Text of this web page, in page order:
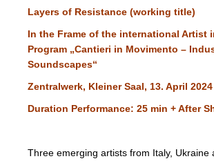
Layers of Resistance (working title)
In the Frame of the international Artist
Program „Cantieri in Movimento –
Soundscapes“
Zentralwerk, Kleiner Saal, 13. April 2024
Duration Performance: 25 min + After
Three emerging artists from Italy, Ukraine